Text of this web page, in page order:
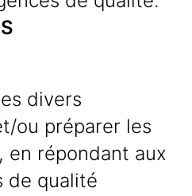
divers
ou préparer les
en répondant aux
de qualité